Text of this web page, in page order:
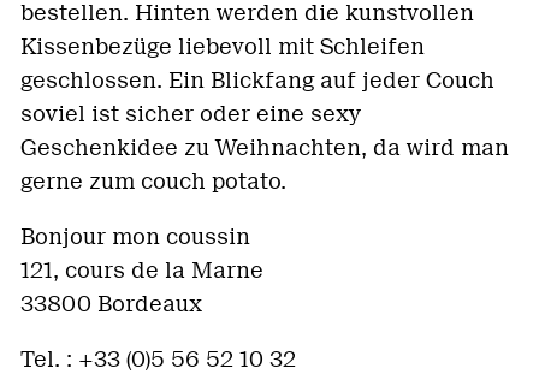
bestellen. Hinten werden die kunstvollen
Kissenbezüge liebevoll mit Schleifen
geschlossen. Ein Blickfang auf jeder Couch
soviel ist sicher oder eine sexy
Geschenkidee zu Weihnachten, da wird man
gerne zum couch potato.
Bonjour mon coussin
121, cours de la Marne
33800 Bordeaux
Tel. : +33 (0)5 56 52 10 32